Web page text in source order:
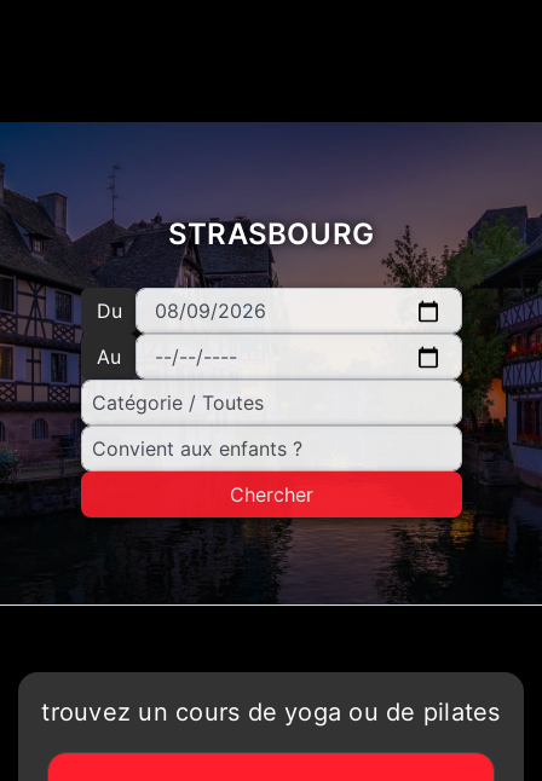
STRASBOURG
Du
Au
Chercher
trouvez un cours de yoga ou de pilates